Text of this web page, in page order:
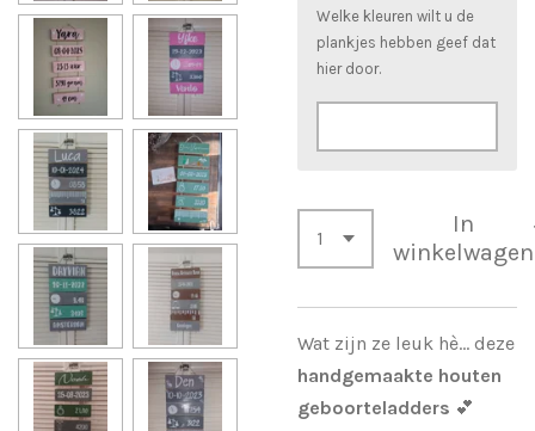
Welke kleuren wilt u de
plankjes hebben geef dat
hier door.
In
winkelwagen
Wat zijn ze leuk hè… deze
handgemaakte houten
geboorteladders 💕